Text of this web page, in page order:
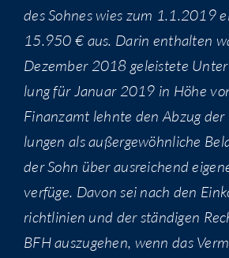
des Soh­nes wies zum 1.1.2019
15.950 € aus. Dar­in ent­hal­ten
Dezem­ber 2018 geleis­te­te
lung für Janu­ar 2019 in Höhe
Finanz­amt lehn­te den Abzug
lun­gen als außer­ge­wöhn­li­che
der Sohn über aus­rei­chend
ver­fü­ge. Davon sei nach den
richt­li­ni­en und der stän­di­gen
BFH aus­zu­ge­hen, wenn das